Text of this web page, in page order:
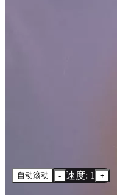
自动滚动 - 速度: 1 +